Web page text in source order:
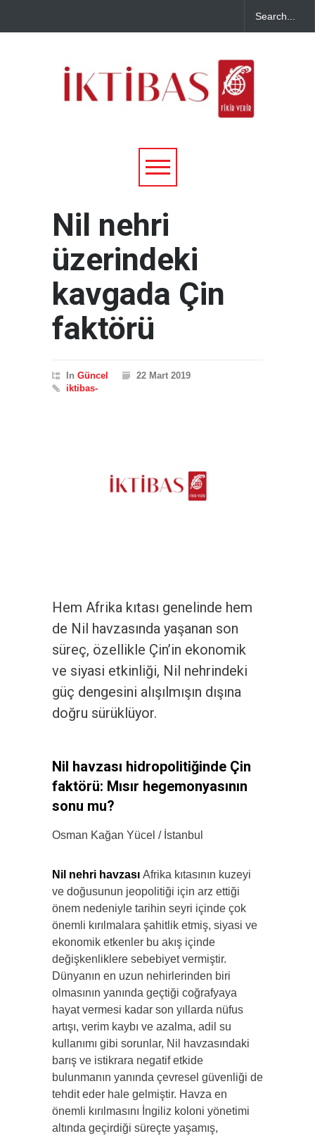
Nil nehri
üzerindeki
kavgada Çin
faktörü
In Güncel
22 Mart 2019
iktibas-
Hem Afrika kıtası genelinde hem
de Nil havzasında yaşanan son
süreç, özellikle Çin’in ekonomik
ve siyasi etkinliği, Nil nehrindeki
güç dengesini alışılmışın dışına
doğru sürüklüyor.
Nil havzası hidropolitiğinde Çin
faktörü: Mısır hegemonyasının
sonu mu?
Osman Kağan Yücel / İstanbul
Nil nehri havzası Afrika kıtasının kuzeyi
ve doğusunun jeopolitiği için arz ettiği
önem nedeniyle tarihin seyri içinde çok
önemli kırılmalara şahitlik etmiş, siyasi ve
ekonomik etkenler bu akış içinde
değişkenliklere sebebiyet vermiştir.
Dünyanın en uzun nehirlerinden biri
olmasının yanında geçtiği coğrafyaya
hayat vermesi kadar son yıllarda nüfus
artışı, verim kaybı ve azalma, adil su
kullanımı gibi sorunlar, Nil havzasındaki
barış ve istikrara negatif etkide
bulunmanın yanında çevresel güvenliği de
tehdit eder hale gelmiştir. Havza en
önemli kırılmasını İngiliz koloni yönetimi
altında geçirdiği süreçte yaşamış,